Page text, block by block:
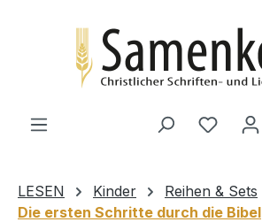
LESEN Kinder
Reihen & Sets
Die ersten Schritte durch die Bibel